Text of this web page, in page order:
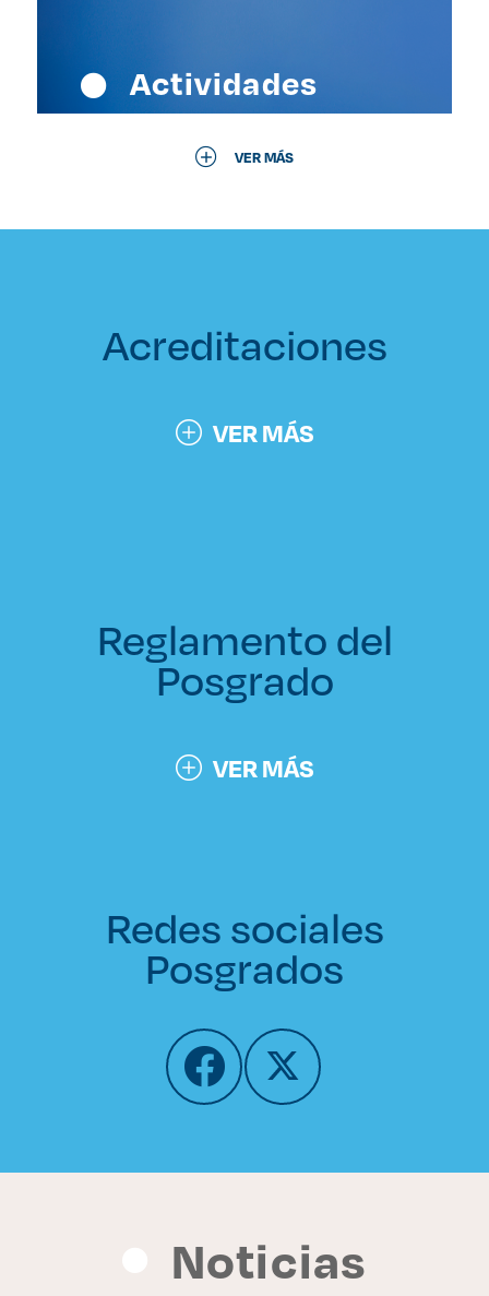
Actividades
VER MÁS
Acreditaciones
VER MÁS
Reglamento del
Posgrado
VER MÁS
Redes sociales
Posgrados
Noticias